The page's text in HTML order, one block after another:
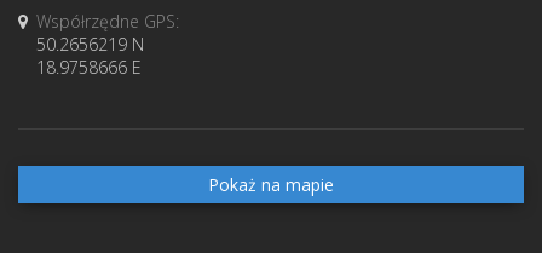
Współrzędne GPS:
50.2656219 N
18.9758666 E
Pokaż na mapie